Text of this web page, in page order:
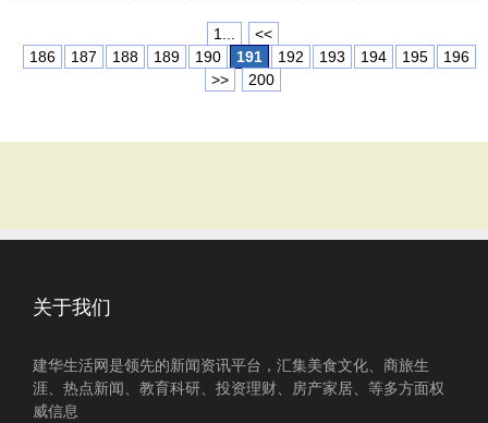
1...
<<
186
187 188 189 190 191 192 193 194 195
196
>>
200
关于我们
建华生活网是领先的新闻资讯平台，汇集美食文化、商旅生
涯、热点新闻、教育科研、投资理财、房产家居、等多方面权
威信息